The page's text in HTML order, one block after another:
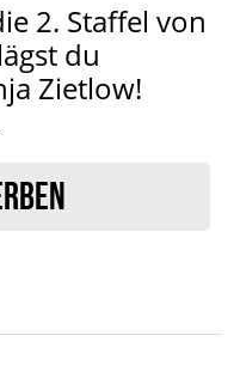
2. Staffel von
du
Zietlow!